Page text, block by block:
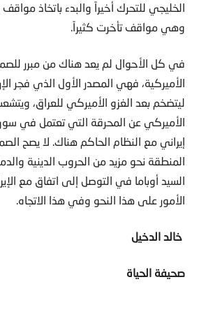
الخليجي للتحرك أخيراً والبدء باتخاذ
وهي مواقف تأخرت كثيراً.
في كل الأحوال لم يعد هناك من مبرر
الأميركية، فهي المصدر الأول الذي فجر
ليتضخم بعد الغزو الأميركي للعراق،
الأميركي عن المحرقة التي تعتمل في
إيراني مع النظام الحاكم هناك. لا يصح
المنطقة نحو مزيد من الحروب الدينية
السيد أوباما في التوصل إلى اتفاق مع
الأمور على هذا النحو وفي هذا الاتجاه.
خالد الدخيل
صحيفة الحياة